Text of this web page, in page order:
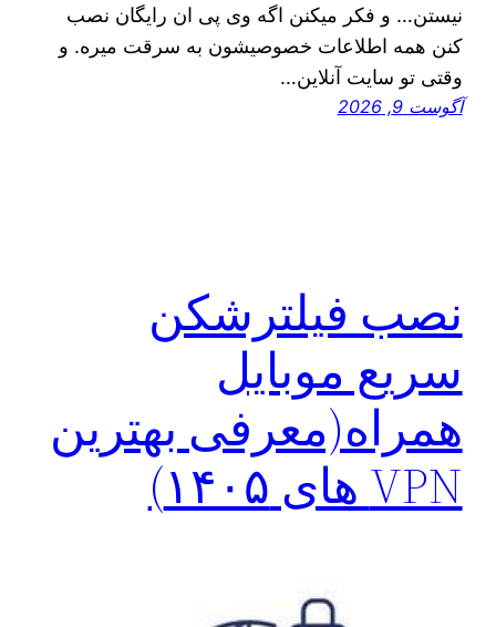
نیستن… و فکر میکنن اگه وی پی ان رایگان نصب
کنن همه اطلاعات خصوصیشون به سرقت میره. و
وقتی تو سایت آنلاین…
آگوست 9, 2026
نصب فیلترشکن
سریع موبایل
همراه(معرفی بهترین
VPN های ۱۴۰۵)